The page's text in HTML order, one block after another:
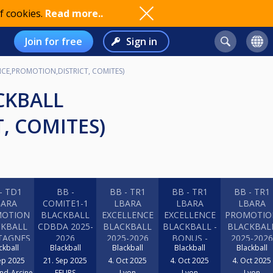
cookies. Read more..
Join for free Sign in
COMITES)
COMITES)
TD1
2026
2025
BB -
COMITE1-1
BLACKBALL
CDBDA 2025-
2026
Blackball
21. Sep 2025
BB - TR1
LBARA
EXCELLENCE
BLACKBALL
2025-2026
Blackball
4. Oct 2025
BB - TR1
LBARA
EXCELLENCE
BLACKBALL -
BONUS -
2025-2026
Blackball
4. Oct 2025
BB - TR1
LBARA
2025-2026
Blackball
4. Oct 2025